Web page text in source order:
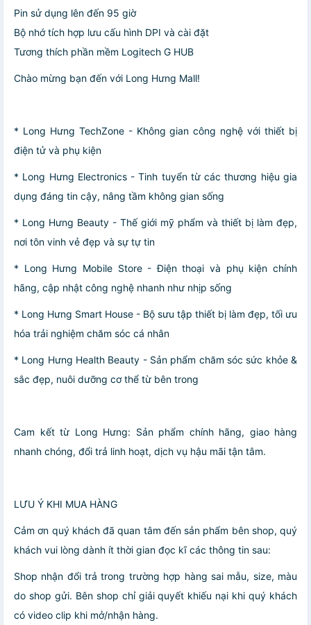
Pin sử dụng lên đến 95 giờ
Bộ nhớ tích hợp lưu cấu hình DPI và cài đặt
Tương thích phần mềm Logitech G HUB
Chào mừng bạn đến với Long Hưng Mall!
* Long Hưng TechZone - Không gian công nghệ với thiết bị
điện tử và phụ kiện
* Long Hưng Electronics - Tinh tuyển từ các thương hiệu gia
dụng đáng tin cậy, nâng tầm không gian sống
* Long Hưng Beauty - Thế giới mỹ phẩm và thiết bị làm đẹp,
nơi tôn vinh vẻ đẹp và sự tự tin
* Long Hưng Mobile Store - Điện thoại và phụ kiện chính
hãng, cập nhật công nghệ nhanh như nhịp sống
* Long Hưng Smart House - Bộ sưu tập thiết bị làm đẹp, tối ưu
hóa trải nghiệm chăm sóc cá nhân
* Long Hưng Health Beauty - Sản phẩm chăm sóc sức khỏe &
sắc đẹp, nuôi dưỡng cơ thể từ bên trong
Cam kết từ Long Hưng: Sản phẩm chính hãng, giao hàng
nhanh chóng, đổi trả linh hoạt, dịch vụ hậu mãi tận tâm.
LƯU Ý KHI MUA HÀNG
Cảm ơn quý khách đã quan tâm đến sản phẩm bên shop, quý
khách vui lòng dành ít thời gian đọc kĩ các thông tin sau:
Shop nhận đổi trả trong trường hợp hàng sai mẫu, size, màu
do shop gửi. Bên shop chỉ giải quyết khiếu nại khi quý khách
có video clip khi mở/nhận hàng.